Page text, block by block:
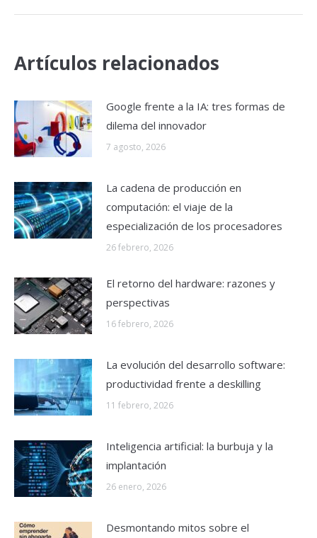
Artículos relacionados
Google frente a la IA: tres formas de
dilema del innovador
7 agosto, 2026
La cadena de producción en
computación: el viaje de la
especialización de los procesadores
26 febrero, 2026
El retorno del hardware: razones y
perspectivas
16 febrero, 2026
La evolución del desarrollo software:
productividad frente a deskilling
11 febrero, 2026
Inteligencia artificial: la burbuja y la
implantación
26 enero, 2026
Desmontando mitos sobre el